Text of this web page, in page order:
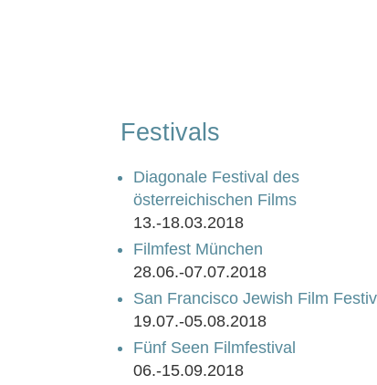
Festivals
Diagonale Festival des
österreichischen Films
13.-18.03.2018
Filmfest München
28.06.-07.07.2018
San Francisco Jewish Film
19.07.-05.08.2018
Fünf Seen Filmfestival
06.-15.09.2018